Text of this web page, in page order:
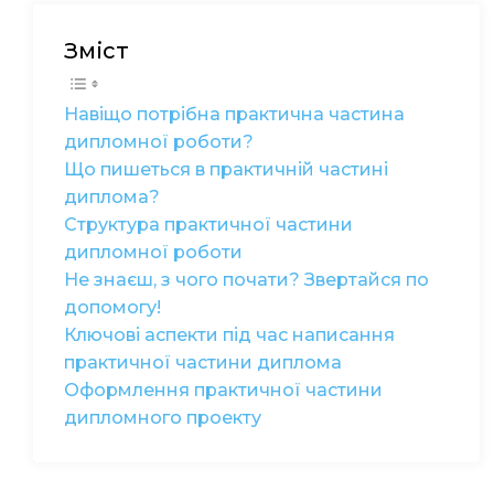
Зміст
Навіщо потрібна практична частина
дипломної роботи?
Що пишеться в практичній частині
диплома?
Структура практичної частини
дипломної роботи
Не знаєш, з чого почати? Звертайся по
допомогу!
Ключові аспекти під час написання
практичної частини диплома
Оформлення практичної частини
дипломного проекту